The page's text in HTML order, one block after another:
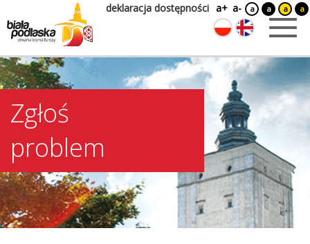
deklaracja dostępności a+ a- a a a a
Zgłoś
problem